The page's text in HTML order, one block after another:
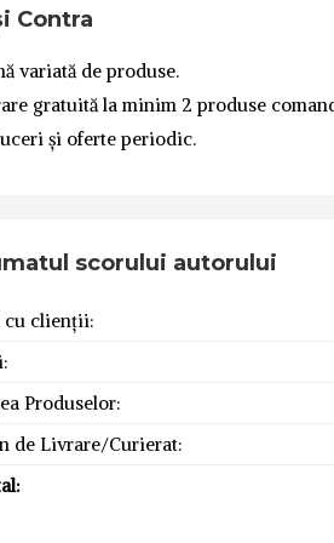
Contra
variată de produse.
gratuită la minim 2 produse
și oferte periodic.
scorului autorului
cu clienții:
Produselor:
de Livrare/Curierat: